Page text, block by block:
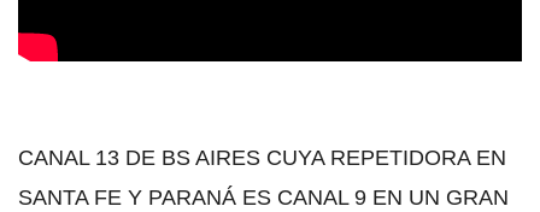
CANAL 13 DE BS AIRES CUYA REPETIDORA EN
SANTA FE Y PARANÁ ES CANAL 9 EN UN GRAN